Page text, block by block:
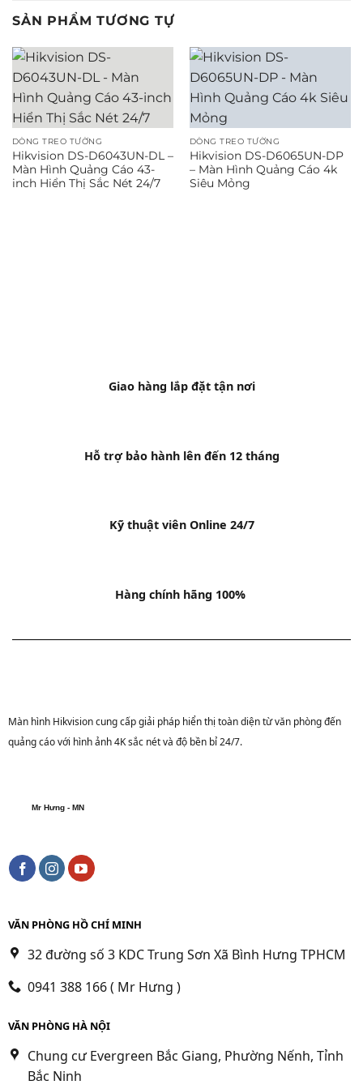
SẢN PHẨM TƯƠNG TỰ
DÒNG TREO TƯỜNG
Hikvision DS-D6043UN-DL –
Màn Hình Quảng Cáo 43-
inch Hiển Thị Sắc Nét 24/7
DÒNG TREO TƯỜNG
Hikvision DS-D6065UN-DP
– Màn Hình Quảng Cáo 4k
Siêu Mỏng
Giao hàng lắp đặt tận nơi
Hỗ trợ bảo hành lên đến 12 tháng
Kỹ thuật viên Online 24/7
Hàng chính hãng 100%
Màn hình Hikvision cung cấp giải pháp hiển thị toàn diện từ văn phòng đến
quảng cáo với hình ảnh 4K sắc nét và độ bền bỉ 24/7.
Mr Hưng - MN
VĂN PHÒNG HỒ CHÍ MINH
32 đường số 3 KDC Trung Sơn Xã Bình Hưng TPHCM
0941 388 166 ( Mr Hưng )
VĂN PHÒNG HÀ NỘI
Chung cư Evergreen Bắc Giang, Phường Nếnh, Tỉnh
Bắc Ninh